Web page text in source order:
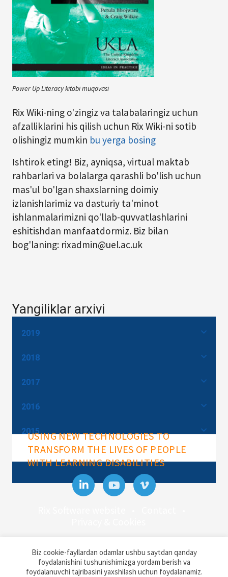
Power Up Literacy kitobi muqovasi
Rix Wiki-ning o'zingiz va talabalaringiz uchun
afzalliklarini his qilish uchun Rix Wiki-ni sotib
olishingiz mumkin bu yerga bosing
Ishtirok eting! Biz, ayniqsa, virtual maktab
rahbarlari va bolalarga qarashli bo'lish uchun
mas'ul bo'lgan shaxslarning doimiy
izlanishlarimiz va dasturiy ta'minot
ishlanmalarimizni qo'llab-quvvatlashlarini
eshitishdan manfaatdormiz. Biz bilan
bog'laning: rixadmin@uel.ac.uk
Yangiliklar arxivi
2019
2018
2017
2016
2015
USING NEW TECHNOLOGIES TO
TRANSFORM THE LIVES OF PEOPLE
WITH LEARNING DISABILITIES
Docklands Campus, University of East
London,
Back to
Biz cookie-fayllardan odamlar ushbu saytdan qanday
foydalanishini tushunishimizga yordam berish va
foydalanuvchi tajribasini yaxshilash uchun foydalanamiz.